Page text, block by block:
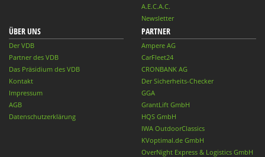
A.E.C.A.C.
Newsletter
ÜBER UNS
Der VDB
Partner des VDB
Das Präsidium des VDB
Kontakt
Impressum
AGB
Datenschutzerklärung
PARTNER
Ampere AG
CarFleet24
CRONBANK AG
Der Sicherheits-Checker
GGA
GrantLift GmbH
HQS GmbH
IWA OutdoorClassics
KVoptimal.de GmbH
OverNight Express & Logistics GmbH